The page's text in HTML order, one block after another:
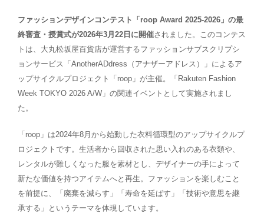
ファッションデザインコンテスト「roop Award 2025-2026」の最
終審査・授賞式が2026年3月22日に開催されました。このコンテス
トは、大丸松坂屋百貨店が運営するファッションサブスクリプシ
ョンサービス「AnotherADdress（アナザーアドレス）」によるア
ップサイクルプロジェクト「roop」が主催。「Rakuten Fashion
Week TOKYO 2026 A/W」の関連イベントとして実施されまし
た。
「roop」は2024年8月から始動した衣料循環型のアップサイクルプ
ロジェクトです。生活者から回収された思い入れのある衣類や、
レンタルが難しくなった服を素材とし、デザイナーの手によって
新たな価値を持つアイテムへと再生。ファッションを楽しむこと
を前提に、「廃棄を減らす」「寿命を延ばす」「技術や意思を継
承する」というテーマを体現しています。